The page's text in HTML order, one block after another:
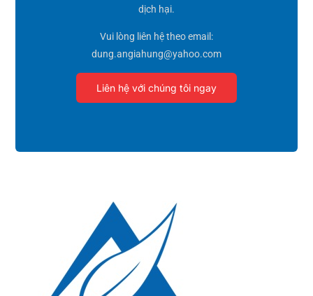
dịch hại.
Vui lòng liên hệ theo email:
dung.angiahung@yahoo.com
Liên hệ với chúng tôi ngay